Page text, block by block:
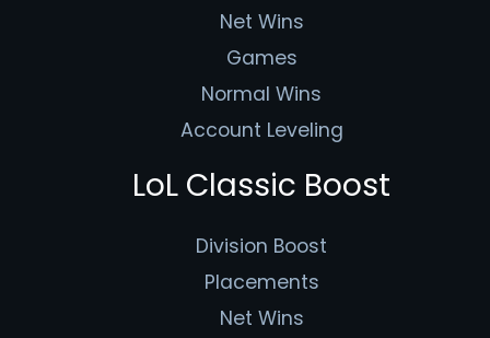
Net Wins
Games
Normal Wins
Account Leveling
LoL Classic Boost
Division Boost
Placements
Net Wins